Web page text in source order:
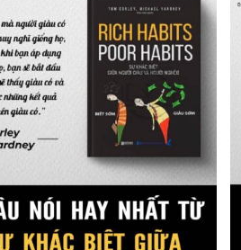
Views